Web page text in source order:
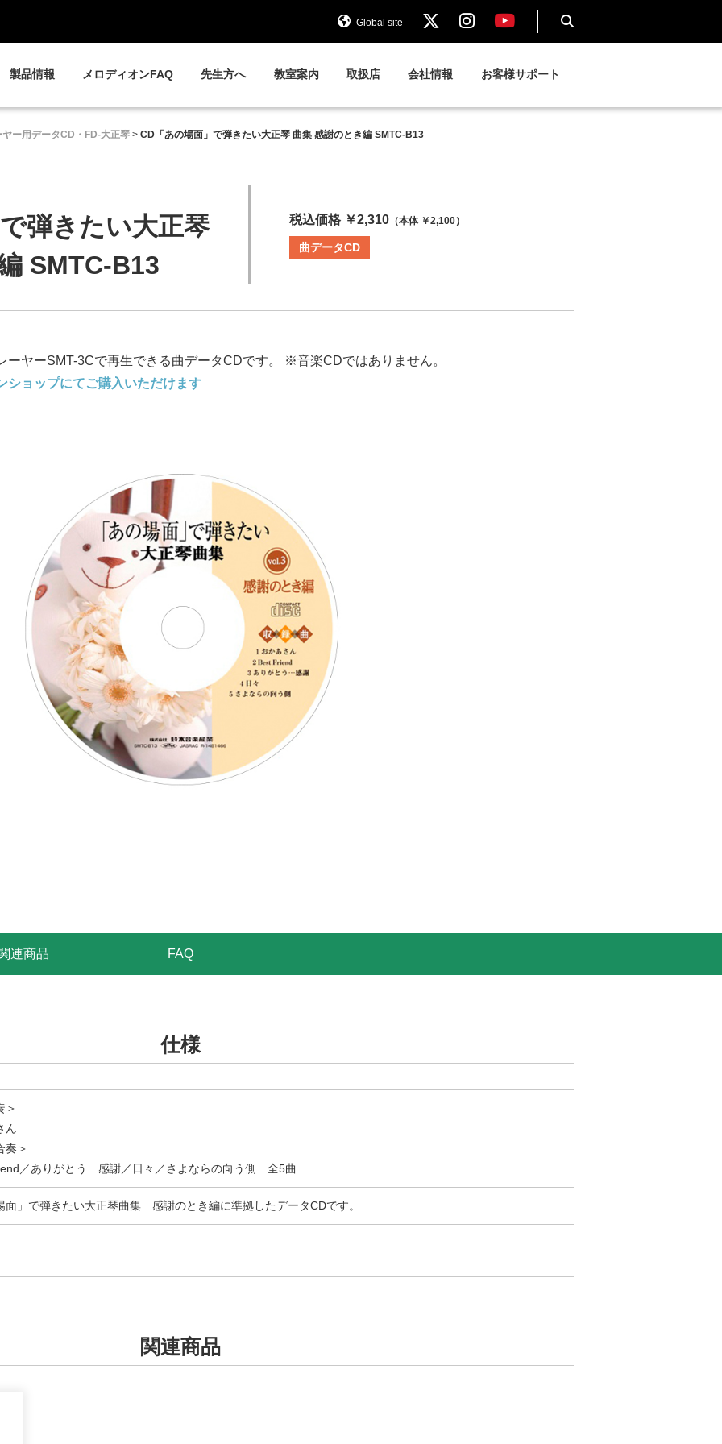
Global site
製品情報 メロディオンFAQ 先生方へ 教室案内 取扱店 会社情報 お客様サポート
ー用データCD・FD-大正琴 > CD「あの場面」で弾きたい大正琴 曲集 感謝のとき編 SMTC-B13
弾きたい大正琴
SMTC-B13
税込価格 ￥2,310 （本体 ￥2,100）
曲データCD
ーヤーSMT-3Cで再生できる曲データCDです。 ※音楽CDではありません。
ショップにてご購入いただけます
連商品 FAQ
仕様
＞
ん
奏＞
／ありがとう…感謝／日々／さよならの向う側 全5曲
面」で弾きたい大正琴曲集 感謝のとき編に準拠したデータCDです。
関連商品